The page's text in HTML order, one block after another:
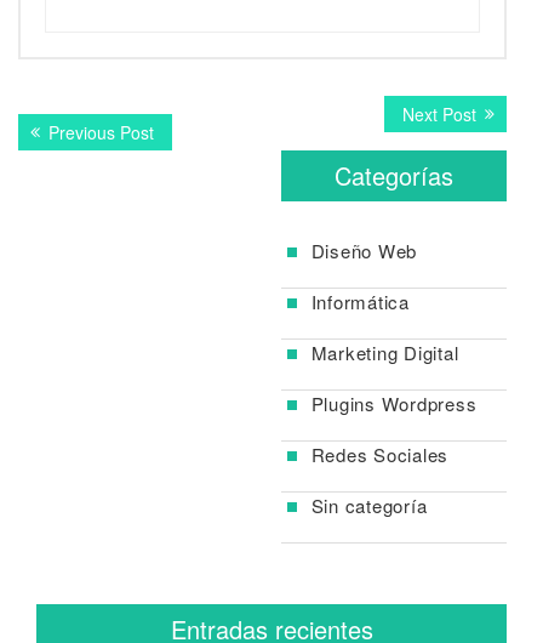
Navegación
dePrevious PostPrevious
post:
Next PostNext
post:
Categorías
Diseño Web
Informática
Marketing Digital
Plugins Wordpress
Redes Sociales
Sin categoría
Entradas recientes